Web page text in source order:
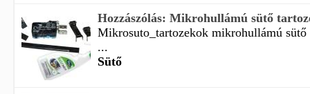
Hozzászólás: Mikrohullámú sütő
Mikrosuto_tartozekok mikrohullámú
...
Sütő